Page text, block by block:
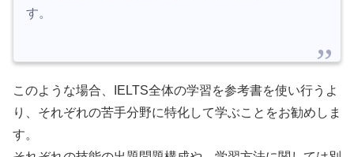
す。
このような場合、IELTS全体の学習を参考書を使い行うよ
り、それぞれの苦手分野に特化して学ぶことをお勧めしま
す。